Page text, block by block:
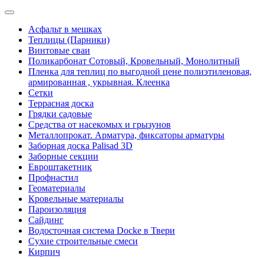
Асфальт в мешках
Теплицы (Парники)
Винтовые сваи
Поликарбонат Сотовый, Кровельный, Монолитный
Пленка для теплиц по выгодной цене полиэтиленовая,
армированная , укрывная. Клеенка
Сетки
Террасная доска
Грядки садовые
Средства от насекомых и грызунов
Металлопрокат. Арматура, фиксаторы арматуры
Заборная доска Palisad 3D
Заборные секции
Евроштакетник
Профнастил
Геоматериалы
Кровельные материалы
Пароизоляция
Сайдинг
Водосточная система Docke в Твери
Сухие строительные смеси
Кирпич